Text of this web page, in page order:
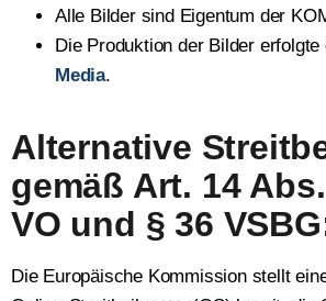
Alle Bil­der sind Eigen­tum der
Die Pro­duk­ti­on der Bil­der erfolg­te
Media.
Alternative
gemäß Art. 14
VO und § 36
Die Euro­päi­sche Kom­mis­si­on stellt